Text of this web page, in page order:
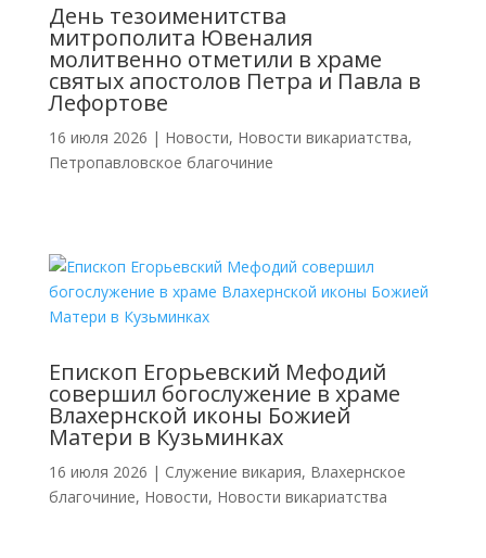
День тезоименитства
митрополита Ювеналия
молитвенно отметили в храме
святых апостолов Петра и Павла в
Лефортове
16 июля 2026 | Новости, Новости викариатства,
Петропавловское благочиние
Епископ Егорьевский Мефодий
совершил богослужение в храме
Влахернской иконы Божией
Матери в Кузьминках
16 июля 2026 | Cлужение викария, Влахернское
благочиние, Новости, Новости викариатства